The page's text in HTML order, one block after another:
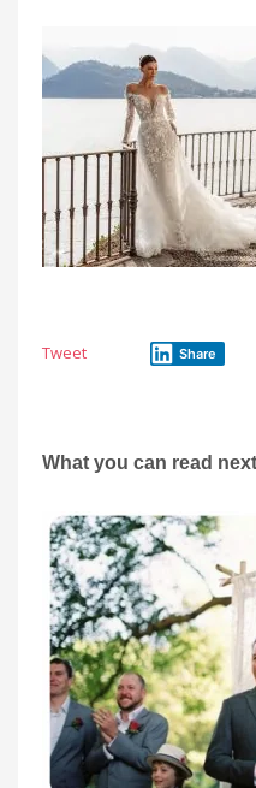
Tweet Share
What you can read next